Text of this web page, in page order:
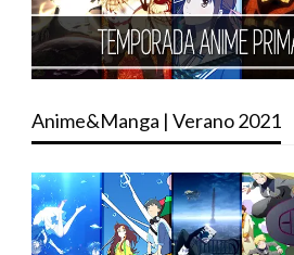
Anime&Manga | Verano 2021